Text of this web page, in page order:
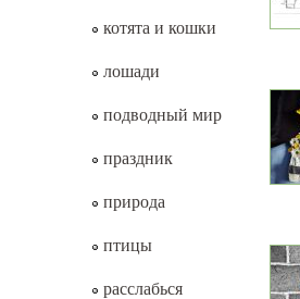
котята и кошки
лошади
подводный мир
праздник
природа
птицы
расслабься